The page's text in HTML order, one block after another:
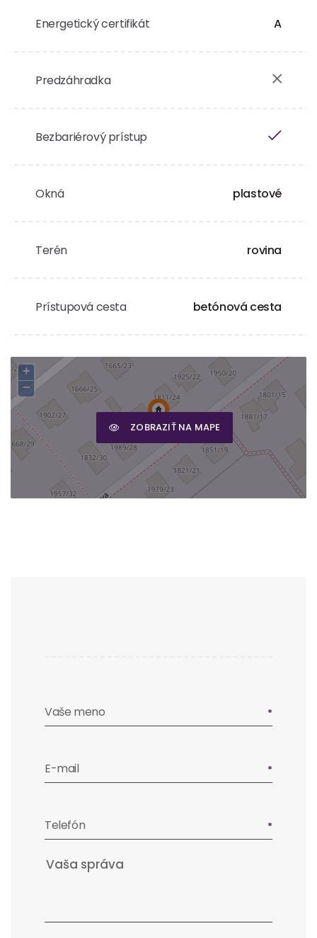
Energetický certifikát A
Predzáhradka
Bezbariérový prístup
Okná plastové
Terén rovina
Prístupová cesta betónová cesta
ZOBRAZIŤ NA MAPE
+
−
Vaše meno
E-mail
Telefón